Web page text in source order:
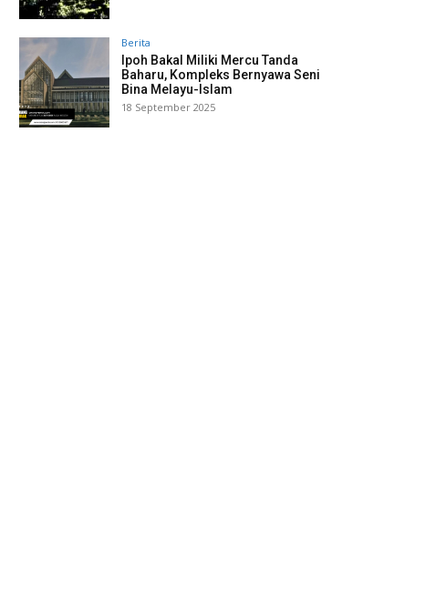
Berita
Ipoh Bakal Miliki Mercu Tanda
Baharu, Kompleks Bernyawa Seni
Bina Melayu-Islam
18 September 2025